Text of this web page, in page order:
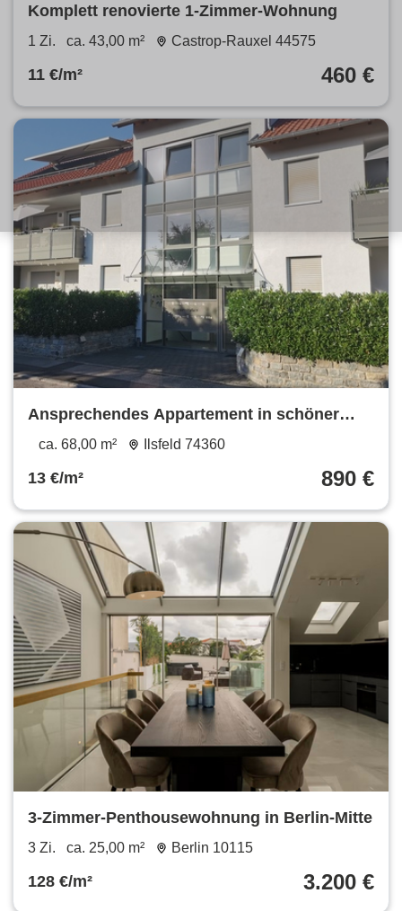
Komplett renovierte 1-Zimmer-Wohnung
1 Zi. ca. 43,00 m² Castrop-Rauxel 44575
11 €/m² 460 €
Ansprechendes Appartement in schöner
Wohnlage
ca. 68,00 m² Ilsfeld 74360
13 €/m² 890 €
3-Zimmer-Penthousewohnung in Berlin-Mitte
3 Zi. ca. 25,00 m² Berlin 10115
128 €/m² 3.200 €